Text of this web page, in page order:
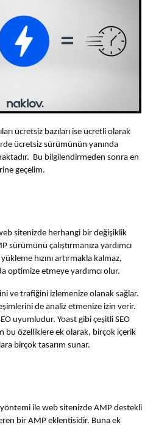
ücretsiz bazıları ise ücretli olarak
ücretsiz sürümünün yanında
Bu bilgilendirmeden sonra en
geçelim.
sitenizde herhangi bir değişiklik
çalıştırmanıza yardımcı
hızını artırmakla kalmaz,
optimize etmeye yardımcı olur.
ve trafiğini izlemenize olanak sağlar.
de analiz etmenize izin verir.
uyumludur. Yoast gibi çeşitli SEO
bu özelliklere ek olarak, birçok içerik
birçok tasarım sunar.
ile web sitenizde AMP destekli
bir AMP eklentisidir. Buna ek